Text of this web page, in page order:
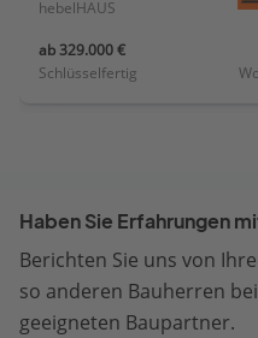
hebelHAUS
ab 329.000 €
Schlüsselfertig
Haben Sie Erfahrungen
Berichten Sie uns von
so anderen Bauherren
geeigneten Baupartner.